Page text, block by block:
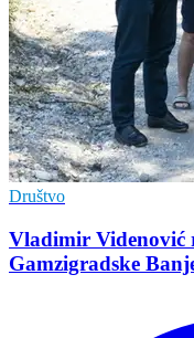
Društvo
Vladimir Vidеnović
Gamzigradskе